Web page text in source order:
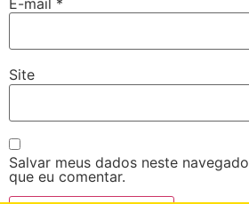
Site
Salvar meus dados neste
que eu comentar.